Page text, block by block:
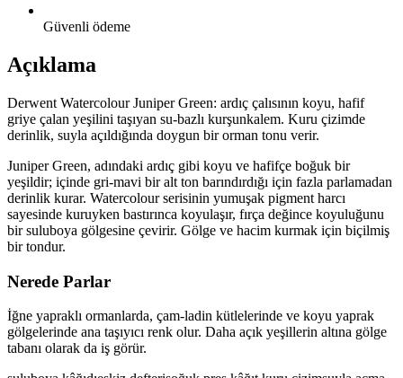
Güvenli ödeme
Açıklama
Derwent Watercolour Juniper Green: ardıç çalısının koyu, hafif
griye çalan yeşilini taşıyan su-bazlı kurşunkalem. Kuru çizimde
derinlik, suyla açıldığında doygun bir orman tonu verir.
Juniper Green, adındaki ardıç gibi koyu ve hafifçe boğuk bir
yeşildir; içinde gri-mavi bir alt ton barındırdığı için fazla parlamadan
derinlik kurar. Watercolour serisinin yumuşak pigment harcı
sayesinde kuruyken bastırınca koyulaşır, fırça değince koyuluğunu
bir suluboya gölgesine çevirir. Gölge ve hacim kurmak için biçilmiş
bir tondur.
Nerede Parlar
İğne yapraklı ormanlarda, çam-ladin kütlelerinde ve koyu yaprak
gölgelerinde ana taşıyıcı renk olur. Daha açık yeşillerin altına gölge
tabanı olarak da iş görür.